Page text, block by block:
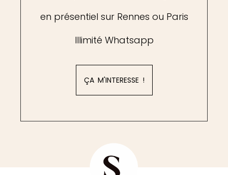
en présentiel sur Rennes ou Paris
Illimité Whatsapp
ÇA M'INTERESSE !